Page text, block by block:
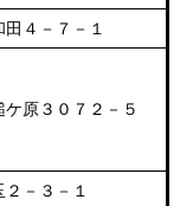
田４－７－１
ケ原３０７２－５
２－３－１